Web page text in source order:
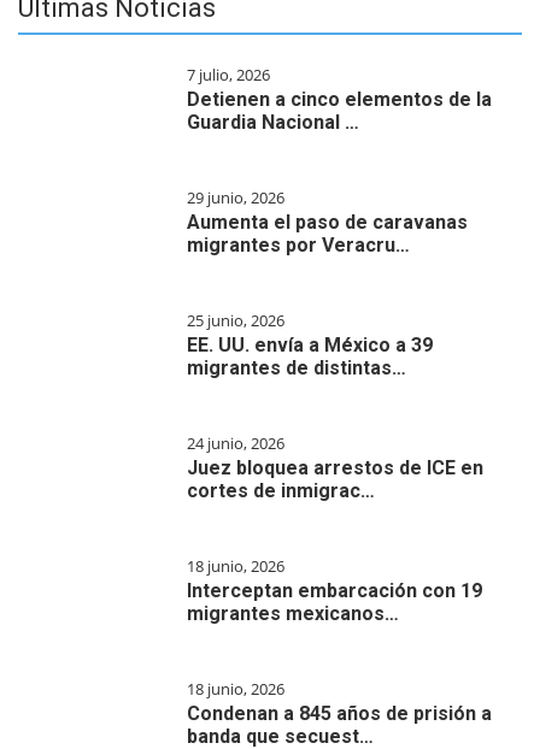
Últimas Noticias
7 julio, 2026
Detienen a cinco elementos de la
Guardia Nacional …
29 junio, 2026
Aumenta el paso de caravanas
migrantes por Veracru…
25 junio, 2026
EE. UU. envía a México a 39
migrantes de distintas…
24 junio, 2026
Juez bloquea arrestos de ICE en
cortes de inmigrac…
18 junio, 2026
Interceptan embarcación con 19
migrantes mexicanos…
18 junio, 2026
Condenan a 845 años de prisión a
banda que secuest…